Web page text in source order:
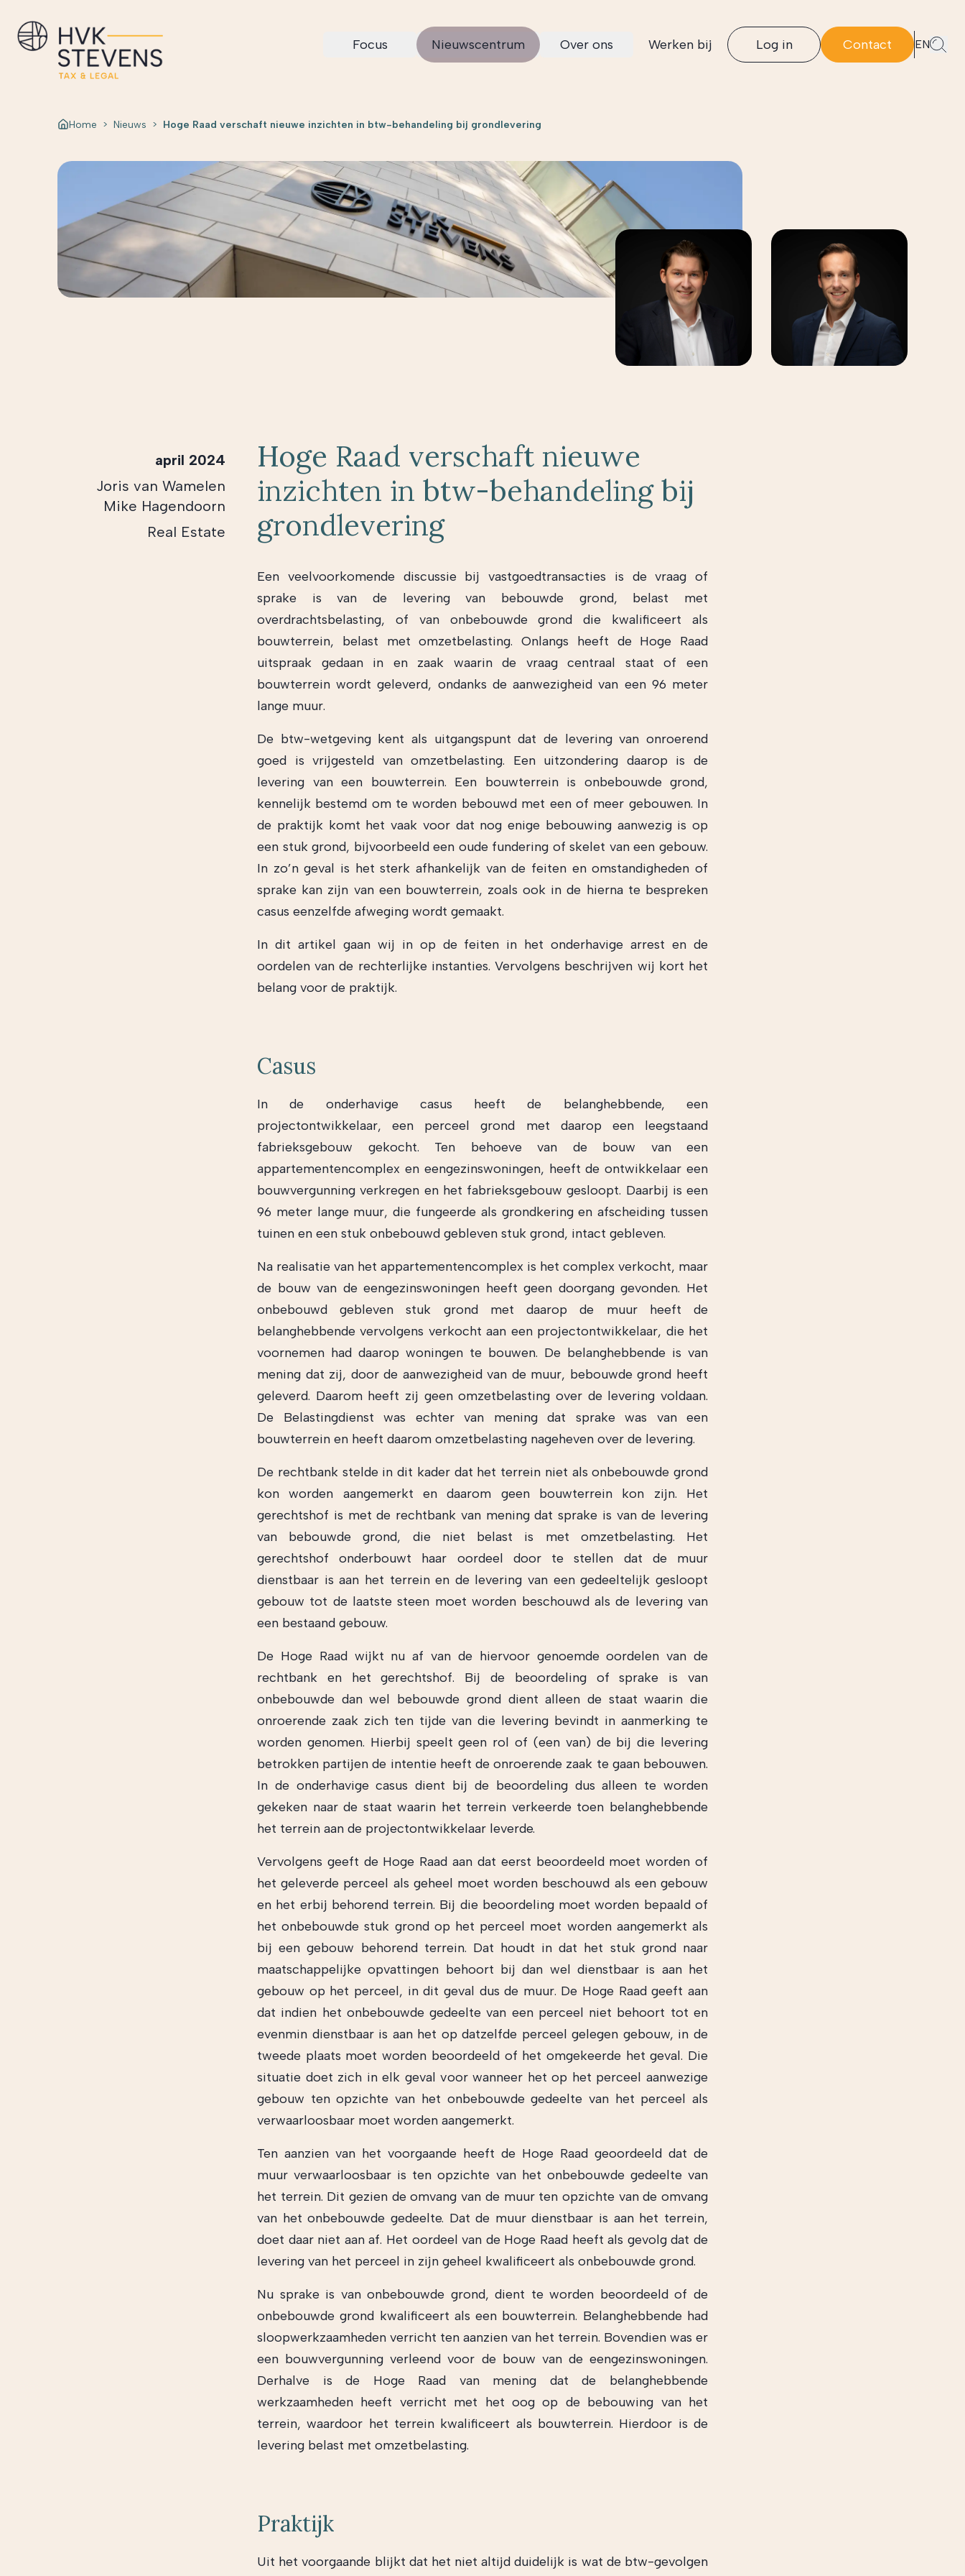
Focus Nieuwscentrum Over ons Werken bij Log in Contact EN
Home > Nieuws > Hoge Raad verschaft nieuwe inzichten in btw-behandeling bij grondlevering
Hoge Raad verschaft nieuwe
inzichten in btw-behandeling bij
grondlevering
Een veelvoorkomende discussie bij vastgoedtransacties is de vraag of
sprake is van de levering van bebouwde grond, belast met
overdrachtsbelasting, of van onbebouwde grond die kwalificeert als
bouwterrein, belast met omzetbelasting. Onlangs heeft de Hoge Raad
uitspraak gedaan in en zaak waarin de vraag centraal staat of een
bouwterrein wordt geleverd, ondanks de aanwezigheid van een 96 meter
lange muur.
De btw-wetgeving kent als uitgangspunt dat de levering van onroerend
goed is vrijgesteld van omzetbelasting. Een uitzondering daarop is de
levering van een bouwterrein. Een bouwterrein is onbebouwde grond,
kennelijk bestemd om te worden bebouwd met een of meer gebouwen. In
de praktijk komt het vaak voor dat nog enige bebouwing aanwezig is op
een stuk grond, bijvoorbeeld een oude fundering of skelet van een gebouw.
In zo’n geval is het sterk afhankelijk van de feiten en omstandigheden of
sprake kan zijn van een bouwterrein, zoals ook in de hierna te bespreken
casus eenzelfde afweging wordt gemaakt.
In dit artikel gaan wij in op de feiten in het onderhavige arrest en de
oordelen van de rechterlijke instanties. Vervolgens beschrijven wij kort het
belang voor de praktijk.
Casus
In de onderhavige casus heeft de belanghebbende, een
projectontwikkelaar, een perceel grond met daarop een leegstaand
fabrieksgebouw gekocht. Ten behoeve van de bouw van een
appartementencomplex en eengezinswoningen, heeft de ontwikkelaar een
bouwvergunning verkregen en het fabrieksgebouw gesloopt. Daarbij is een
96 meter lange muur, die fungeerde als grondkering en afscheiding tussen
tuinen en een stuk onbebouwd gebleven stuk grond, intact gebleven.
Na realisatie van het appartementencomplex is het complex verkocht, maar
de bouw van de eengezinswoningen heeft geen doorgang gevonden. Het
onbebouwd gebleven stuk grond met daarop de muur heeft de
belanghebbende vervolgens verkocht aan een projectontwikkelaar, die het
voornemen had daarop woningen te bouwen. De belanghebbende is van
mening dat zij, door de aanwezigheid van de muur, bebouwde grond heeft
geleverd. Daarom heeft zij geen omzetbelasting over de levering voldaan.
De Belastingdienst was echter van mening dat sprake was van een
bouwterrein en heeft daarom omzetbelasting nageheven over de levering.
De rechtbank stelde in dit kader dat het terrein niet als onbebouwde grond
kon worden aangemerkt en daarom geen bouwterrein kon zijn. Het
gerechtshof is met de rechtbank van mening dat sprake is van de levering
van bebouwde grond, die niet belast is met omzetbelasting. Het
gerechtshof onderbouwt haar oordeel door te stellen dat de muur
dienstbaar is aan het terrein en de levering van een gedeeltelijk gesloopt
gebouw tot de laatste steen moet worden beschouwd als de levering van
een bestaand gebouw.
De Hoge Raad wijkt nu af van de hiervoor genoemde oordelen van de
rechtbank en het gerechtshof. Bij de beoordeling of sprake is van
onbebouwde dan wel bebouwde grond dient alleen de staat waarin die
onroerende zaak zich ten tijde van die levering bevindt in aanmerking te
worden genomen. Hierbij speelt geen rol of (een van) de bij die levering
betrokken partijen de intentie heeft de onroerende zaak te gaan bebouwen.
In de onderhavige casus dient bij de beoordeling dus alleen te worden
gekeken naar de staat waarin het terrein verkeerde toen belanghebbende
het terrein aan de projectontwikkelaar leverde.
Vervolgens geeft de Hoge Raad aan dat eerst beoordeeld moet worden of
het geleverde perceel als geheel moet worden beschouwd als een gebouw
en het erbij behorend terrein. Bij die beoordeling moet worden bepaald of
het onbebouwde stuk grond op het perceel moet worden aangemerkt als
bij een gebouw behorend terrein. Dat houdt in dat het stuk grond naar
maatschappelijke opvattingen behoort bij dan wel dienstbaar is aan het
gebouw op het perceel, in dit geval dus de muur. De Hoge Raad geeft aan
dat indien het onbebouwde gedeelte van een perceel niet behoort tot en
evenmin dienstbaar is aan het op datzelfde perceel gelegen gebouw, in de
tweede plaats moet worden beoordeeld of het omgekeerde het geval. Die
situatie doet zich in elk geval voor wanneer het op het perceel aanwezige
gebouw ten opzichte van het onbebouwde gedeelte van het perceel als
verwaarloosbaar moet worden aangemerkt.
Ten aanzien van het voorgaande heeft de Hoge Raad geoordeeld dat de
muur verwaarloosbaar is ten opzichte van het onbebouwde gedeelte van
het terrein. Dit gezien de omvang van de muur ten opzichte van de omvang
van het onbebouwde gedeelte. Dat de muur dienstbaar is aan het terrein,
doet daar niet aan af. Het oordeel van de Hoge Raad heeft als gevolg dat de
levering van het perceel in zijn geheel kwalificeert als onbebouwde grond.
Nu sprake is van onbebouwde grond, dient te worden beoordeeld of de
onbebouwde grond kwalificeert als een bouwterrein. Belanghebbende had
sloopwerkzaamheden verricht ten aanzien van het terrein. Bovendien was er
een bouwvergunning verleend voor de bouw van de eengezinswoningen.
Derhalve is de Hoge Raad van mening dat de belanghebbende
werkzaamheden heeft verricht met het oog op de bebouwing van het
terrein, waardoor het terrein kwalificeert als bouwterrein. Hierdoor is de
levering belast met omzetbelasting.
Praktijk
Uit het voorgaande blijkt dat het niet altijd duidelijk is wat de btw-gevolgen
april 2024
Joris van Wamelen
Mike Hagendoorn
Real Estate